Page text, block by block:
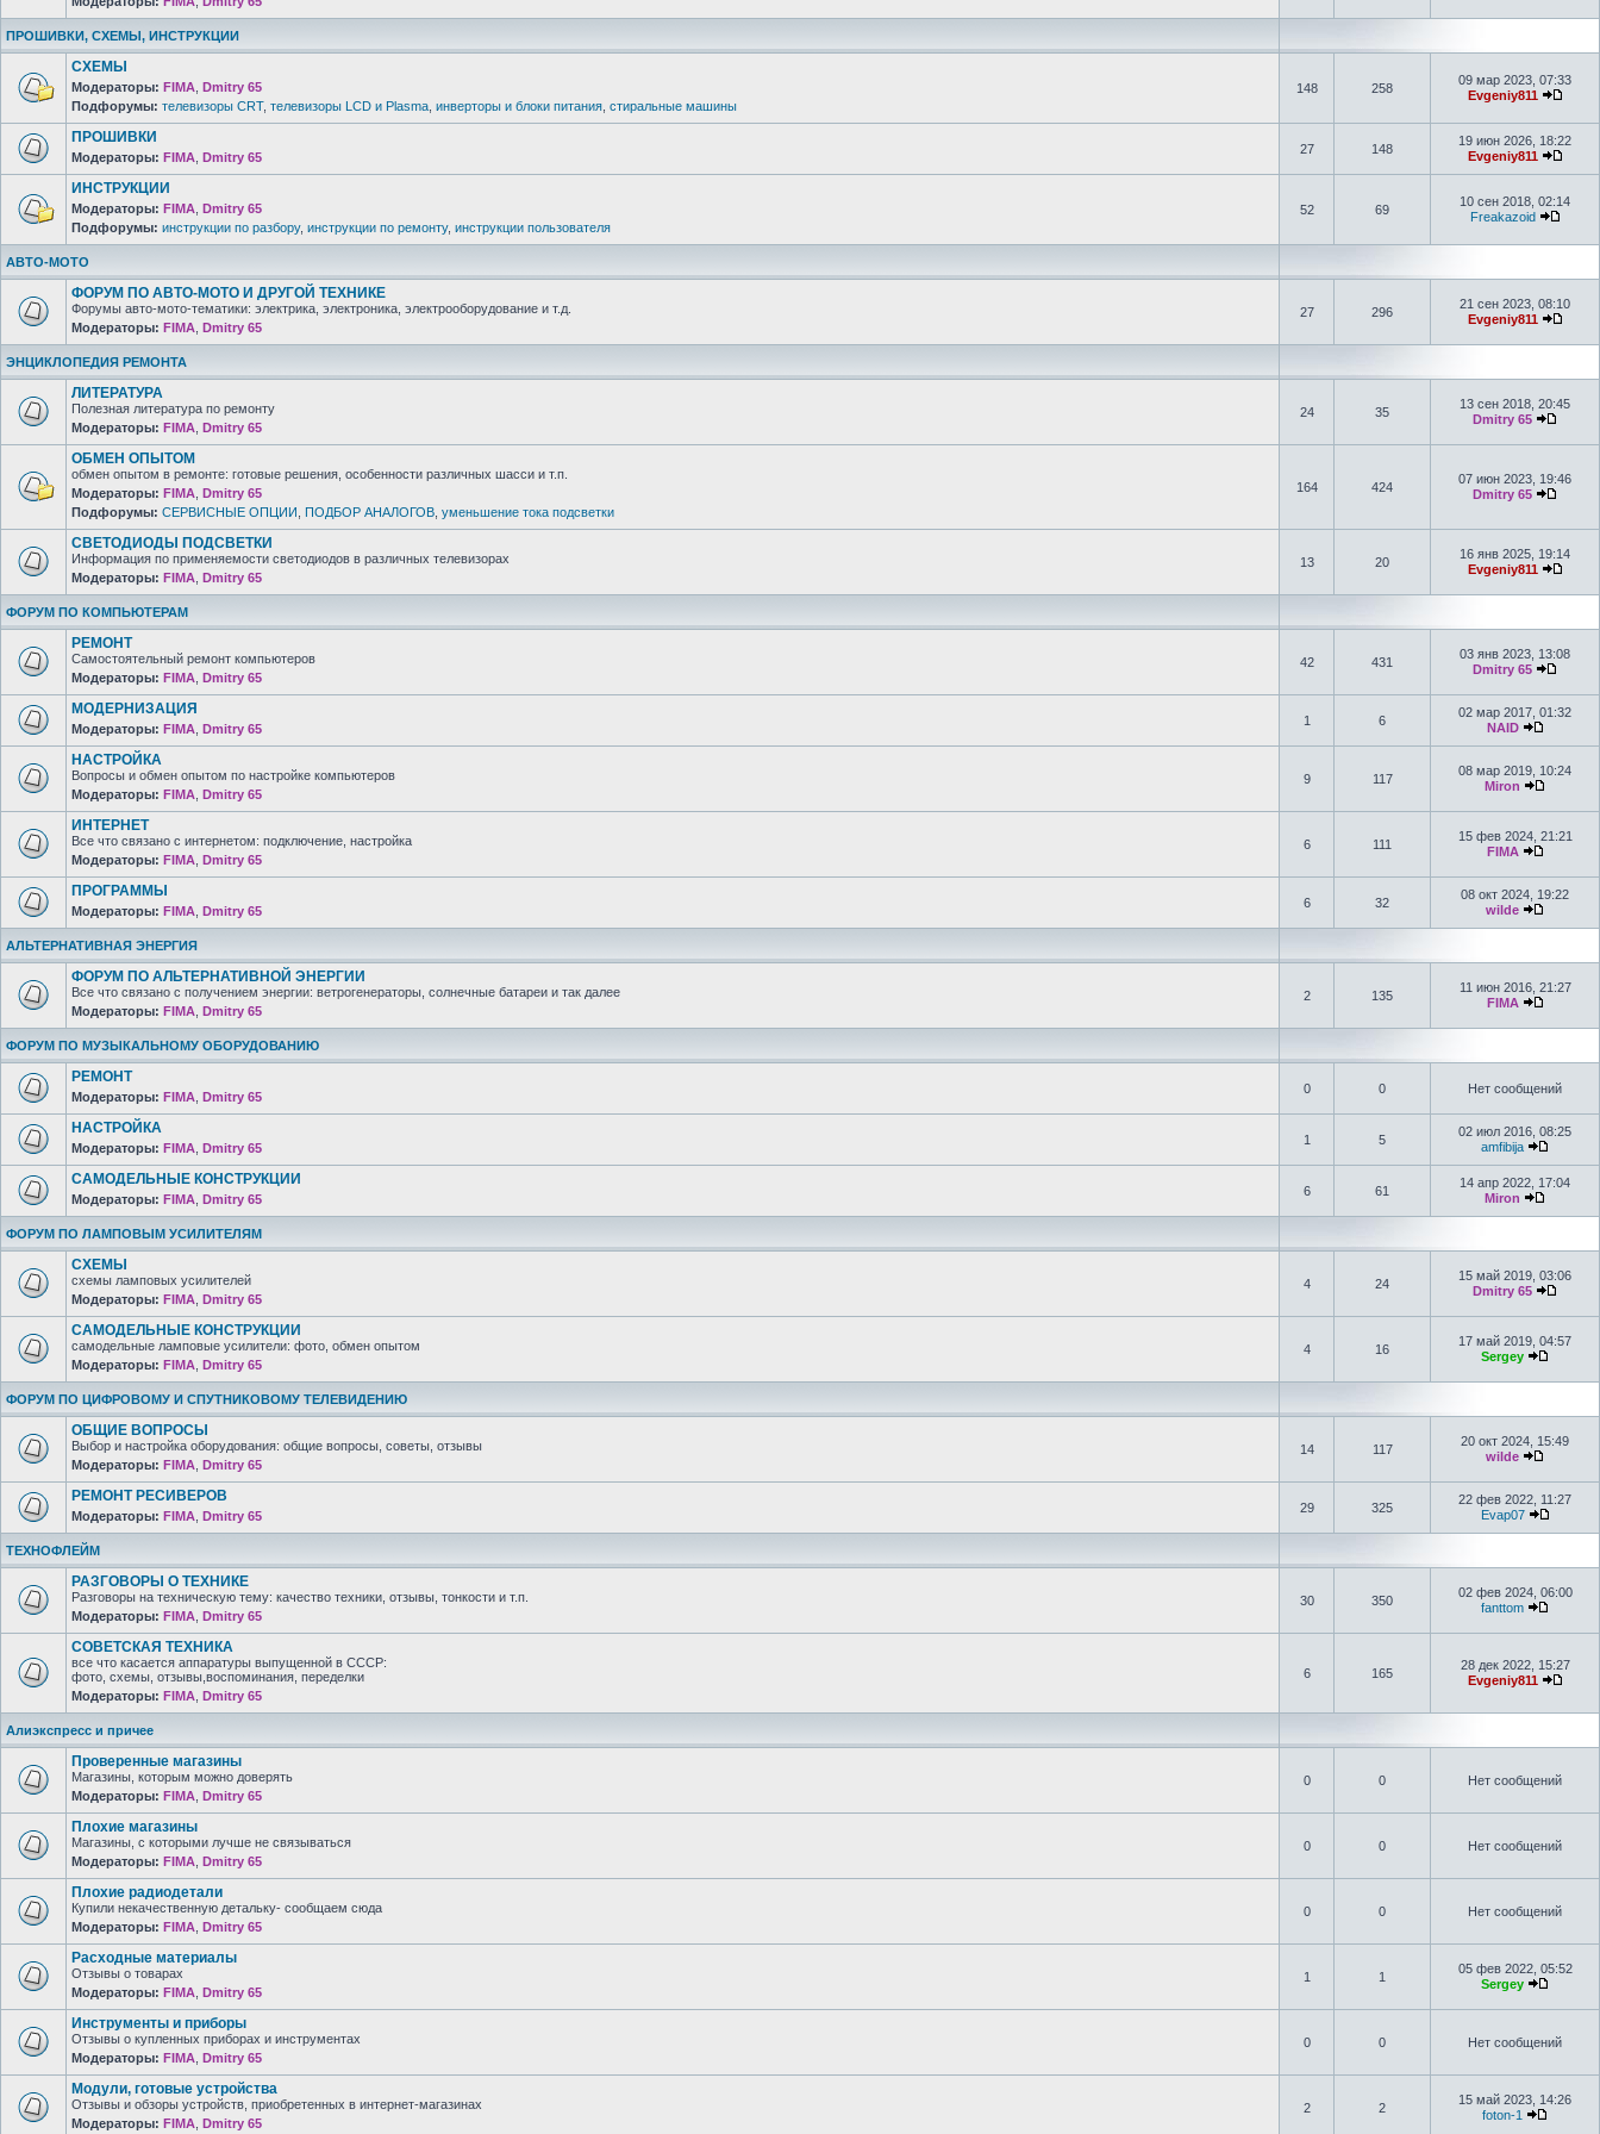
ПРОШИВКИ, СХЕМЫ, ИНСТРУКЦИИ
СХЕМЫ
Модераторы: FIMA Dmitry 65
Подфорумы: телевизоры CRT, телевизоры LCD и Plasma инверторы и блоки питания стиральные машины
148 258
09 мар 2023, 07:33
Evgeniy811
ПРОШИВКИ
Модераторы: FIMA Dmitry 65
27 148
19 июн 2026, 18:22
Evgeniy811
ИНСТРУКЦИИ
Модераторы: FIMA Dmitry 65
Подфорумы: инструкции по разбору, инструкции по ремонту, инструкции пользователя
52 69
10 сен 2018, 02:14
Freakazoid
АВТО-МОТО
ФОРУМ ПО АВТО-МОТО И ДРУГОЙ ТЕХНИКЕ
Форумы авто-мото-тематики: электрика, электроника, электрооборудование и т.д.
Модераторы: FIMA Dmitry 65
27 296
21 сен 2023, 08:10
Evgeniy811
ЭНЦИКЛОПЕДИЯ РЕМОНТА
ЛИТЕРАТУРА
Полезная литература по ремонту
Модераторы: FIMA Dmitry 65
24 35
13 сен 2018, 20:45
Dmitry 65
ОБМЕН ОПЫТОМ
обмен опытом в ремонте: готовые решения, особенности различных шасси и т.п.
Модераторы: FIMA Dmitry 65
Подфорумы: СЕРВИСНЫЕ ОПЦИИ ПОДБОР АНАЛОГОВ уменьшение тока подсветки
164 424
07 июн 2023, 19:46
Dmitry 65
СВЕТОДИОДЫ ПОДСВЕТКИ
Информация по применяемости светодиодов в различных телевизорах
Модераторы: FIMA Dmitry 65
13 20
16 янв 2025, 19:14
Evgeniy811
ФОРУМ ПО КОМПЬЮТЕРАМ
РЕМОНТ
Самостоятельный ремонт компьютеров
Модераторы: FIMA Dmitry 65
42 431
03 янв 2023, 13:08
Dmitry 65
МОДЕРНИЗАЦИЯ
Модераторы: FIMA Dmitry 65
1 6
02 мар 2017, 01:32
NAID
НАСТРОЙКА
Вопросы и обмен опытом по настройке компьютеров
Модераторы: FIMA Dmitry 65
9 117
08 мар 2019, 10:24
Miron
ИНТЕРНЕТ
Все что связано с интернетом: подключение, настройка
Модераторы: FIMA Dmitry 65
6 111
15 фев 2024, 21:21
FIMA
ПРОГРАММЫ
Модераторы: FIMA Dmitry 65
6 32
08 окт 2024, 19:22
wilde
АЛЬТЕРНАТИВНАЯ ЭНЕРГИЯ
ФОРУМ ПО АЛЬТЕРНАТИВНОЙ ЭНЕРГИИ
Все что связано с получением энергии: ветрогенераторы, солнечные батареи и так далее
Модераторы: FIMA Dmitry 65
2 135
11 июн 2016, 21:27
FIMA
ФОРУМ ПО МУЗЫКАЛЬНОМУ ОБОРУДОВАНИЮ
РЕМОНТ
Модераторы: FIMA Dmitry 65
0 0 Нет сообщений
НАСТРОЙКА
Модераторы: FIMA Dmitry 65
1 5
02 июл 2016, 08:25
amfibija
САМОДЕЛЬНЫЕ КОНСТРУКЦИИ
Модераторы: FIMA Dmitry 65
6 61
14 апр 2022, 17:04
Miron
ФОРУМ ПО ЛАМПОВЫМ УСИЛИТЕЛЯМ
СХЕМЫ
схемы ламповых усилителей
Модераторы: FIMA Dmitry 65
4 24
15 май 2019, 03:06
Dmitry 65
САМОДЕЛЬНЫЕ КОНСТРУКЦИИ
самодельные ламповые усилители: фото, обмен опытом
Модераторы: FIMA Dmitry 65
4 16
17 май 2019, 04:57
Sergey
ФОРУМ ПО ЦИФРОВОМУ И СПУТНИКОВОМУ ТЕЛЕВИДЕНИЮ
ОБЩИЕ ВОПРОСЫ
Выбор и настройка оборудования: общие вопросы, советы, отзывы
Модераторы: FIMA Dmitry 65
14 117
20 окт 2024, 15:49
wilde
РЕМОНТ РЕСИВЕРОВ
Модераторы: FIMA Dmitry 65
29 325
22 фев 2022, 11:27
Evap07
ТЕХНОФЛЕЙМ
РАЗГОВОРЫ О ТЕХНИКЕ
Разговоры на техническую тему: качество техники, отзывы, тонкости и т.п.
Модераторы: FIMA Dmitry 65
30 350
02 фев 2024, 06:00
fanttom
СОВЕТСКАЯ ТЕХНИКА
все что касается аппаратуры выпущенной в СССР:
фото, схемы, отзывы,воспоминания, переделки
Модераторы: FIMA Dmitry 65
6 165
28 дек 2022, 15:27
Evgeniy811
Алиэкспресс и причее
Проверенные магазины
Магазины, которым можно доверять
Модераторы: FIMA Dmitry 65
0 0 Нет сообщений
Плохие магазины
Магазины, с которыми лучше не связываться
Модераторы: FIMA Dmitry 65
0 0 Нет сообщений
Плохие радиодетали
Купили некачественную детальку- сообщаем сюда
Модераторы: FIMA Dmitry 65
0 0 Нет сообщений
Расходные материалы
Отзывы о товарах
Модераторы: FIMA Dmitry 65
1 1
05 фев 2022, 05:52
Sergey
Инструменты и приборы
Отзывы о купленных приборах и инструментах
Модераторы: FIMA Dmitry 65
0 0 Нет сообщений
Модули, готовые устройства
Отзывы и обзоры устройств, приобретенных в интернет-магазинах
Модераторы: FIMA Dmitry 65
2 2
15 май 2023, 14:26
foton-1